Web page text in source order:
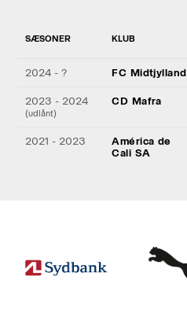
SÆSONER KLUB
2024 - ? FC Midtjylland
2023 - 2024
(udlånt)
CD Mafra
2021 - 2023
América de
Cali SA